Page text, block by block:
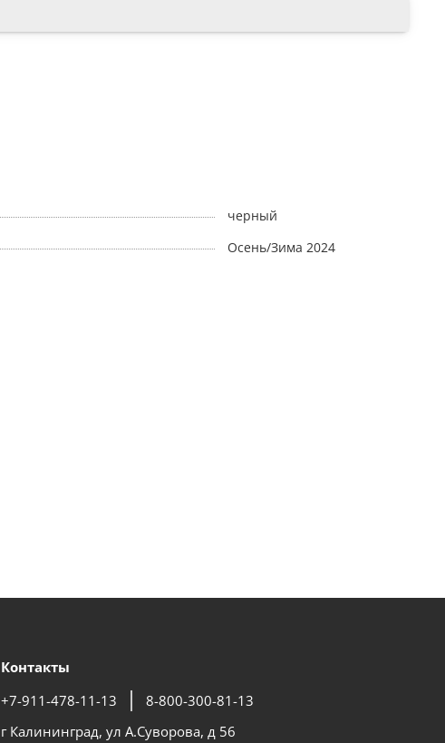
черный
Осень/Зима 2024
Контакты
+7-911-478-11-13
8-800-300-81-13
г Калининград, ул А.Суворова, д 56